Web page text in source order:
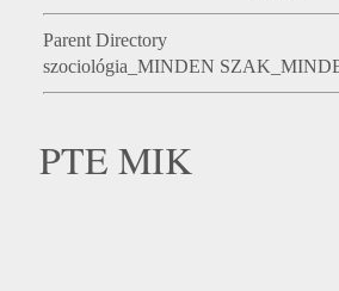
Parent Directory
szociológia_MINDEN
PTE MIK